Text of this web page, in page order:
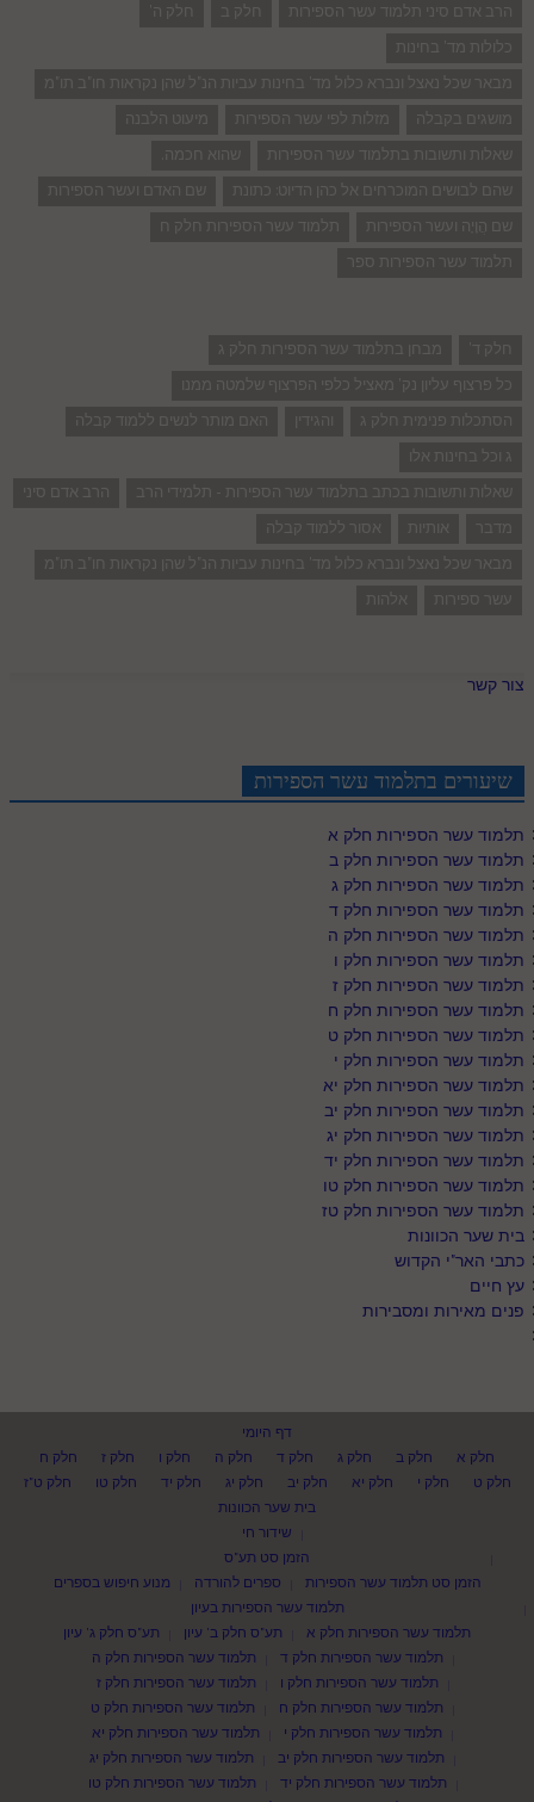
הרב אדם סיני תלמוד עשר הספירות
חלק ב
חלק ה'
כלולות מד' בחינות
מבאר שכל נאצל ונברא כלול מד' בחינות עביות הנ"ל שהן נקראות חו"ב תו"מ
מושגים בקבלה
מזלות לפי עשר הספירות
מיעוט הלבנה
שאלות ותשובות בתלמוד עשר הספירות
שהוא חכמה.
שהם לבושים המוכרחים אל כהן הדיוט: כתונת
שם האדם ועשר הספירות
שם הֲוָיָה ועשר הספירות
תלמוד עשר הספירות חלק ח
תלמוד עשר הספירות ספר
חלק ד'
מבחן בתלמוד עשר הספירות חלק ג
כל פרצוף עליון נק' מאציל כלפי הפרצוף שלמטה ממנו
הסתכלות פנימית חלק ג
והגידין
האם מותר לנשים ללמוד קבלה
ג וכל בחינות אלו
שאלות ותשובות בכתב בתלמוד עשר הספירות - תלמידי הרב
הרב אדם סיני
מדבר
אותיות
אסור ללמוד קבלה
מבאר שכל נאצל ונברא כלול מד' בחינות עביות הנ"ל שהן נקראות חו"ב תו"מ
עשר ספירות
אלהות
צור קשר
שיעורים בתלמוד עשר הספירות
תלמוד עשר הספירות חלק א
תלמוד עשר הספירות חלק ב
תלמוד עשר הספירות חלק ג
תלמוד עשר הספירות חלק ד
תלמוד עשר הספירות חלק ה
תלמוד עשר הספירות חלק ו
תלמוד עשר הספירות חלק ז
תלמוד עשר הספירות חלק ח
תלמוד עשר הספירות חלק ט
תלמוד עשר הספירות חלק י
תלמוד עשר הספירות חלק יא
תלמוד עשר הספירות חלק יב
תלמוד עשר הספירות חלק יג
תלמוד עשר הספירות חלק יד
תלמוד עשר הספירות חלק טו
תלמוד עשר הספירות חלק טז
בית שער הכוונות
כתבי האר"י הקדוש
עץ חיים
פנים מאירות ומסבירות
דף היומי
חלק א
חלק ב חלק ג חלק ד חלק ה חלק ו חלק ז
חלק ח
חלק ט
חלק י חלק יא חלק יב חלק יג חלק יד חלק טו
חלק ט"ז
בית שער הכוונות
שידור חי
הזמן סט תע"ס
הזמן סט תלמוד עשר הספירות
ספרים להורדה
מנוע חיפוש בספרים
תלמוד עשר הספירות בעיון
תלמוד עשר הספירות חלק א
תע"ס חלק ב' עיון
תע"ס חלק ג' עיון
תלמוד עשר הספירות חלק ד
תלמוד עשר הספירות חלק ה
תלמוד עשר הספירות חלק ו
תלמוד עשר הספירות חלק ז
תלמוד עשר הספירות חלק ח
תלמוד עשר הספירות חלק ט
תלמוד עשר הספירות חלק י
תלמוד עשר הספירות חלק יא
תלמוד עשר הספירות חלק יב
תלמוד עשר הספירות חלק יג
תלמוד עשר הספירות חלק יד
תלמוד עשר הספירות חלק טו